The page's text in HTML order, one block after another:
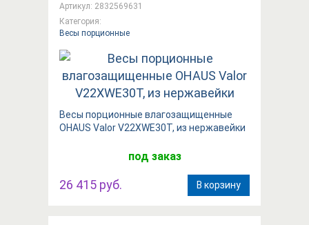
Артикул: 2832569631
Категория:
Весы порционные
Весы порционные влагозащищенные
OHAUS Valor V22XWE30T, из нержавейки
под заказ
26 415 руб. В корзину